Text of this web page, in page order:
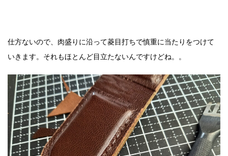
仕方ないので、肉盛りに沿って菱目打ちで慎重に当たりをつけて
いきます。それもほとんど目立たないんですけどね。。